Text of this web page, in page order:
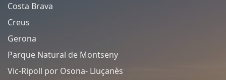
Costa Brava
Creus
Gerona
Parque Natural de Montseny
Vic-Ripoll por Osona- Lluçanès